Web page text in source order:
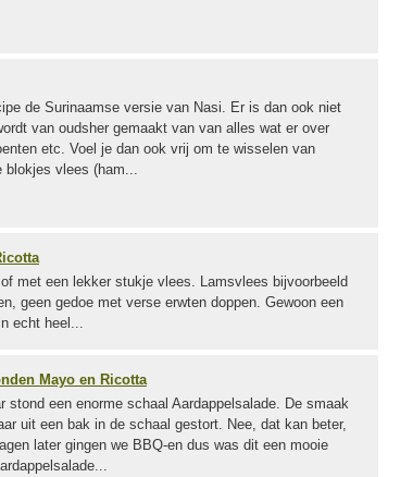
de Surinaamse versie van Nasi. Er is dan ook niet
van oudsher gemaakt van van alles wat er over
etc. Voel je dan ook vrij om te wisselen van
blokjes vlees (ham...
met een lekker stukje vlees. Lamsvlees bijvoorbeeld
geen gedoe met verse erwten doppen. Gewoon een
echt heel...
Mayo en Ricotta
stond een enorme schaal Aardappelsalade. De smaak
uit een bak in de schaal gestort. Nee, dat kan beter,
later gingen we BBQ-en dus was dit een mooie